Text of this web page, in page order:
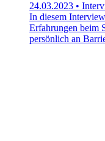
24.03.2023 •
In diesem
Erfahrungen beim
persönlich an